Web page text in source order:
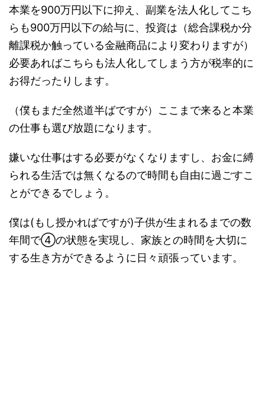
本業を900万円以下に抑え、副業を法人化してこち
らも900万円以下の給与に、投資は（総合課税か分
離課税か触っている金融商品により変わりますが）
必要あればこちらも法人化してしまう方が税率的に
お得だったりします。
（僕もまだ全然道半ばですが）ここまで来ると本業
の仕事も選び放題になります。
嫌いな仕事はする必要がなくなりますし、お金に縛
られる生活では無くなるので時間も自由に過ごすこ
とができるでしょう。
僕は(もし授かればですが)子供が生まれるまでの数
年間で④の状態を実現し、家族との時間を大切に
する生き方ができるように日々頑張っています。